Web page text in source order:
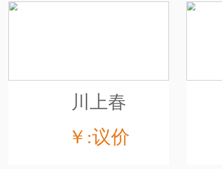
川上春
￥:议价